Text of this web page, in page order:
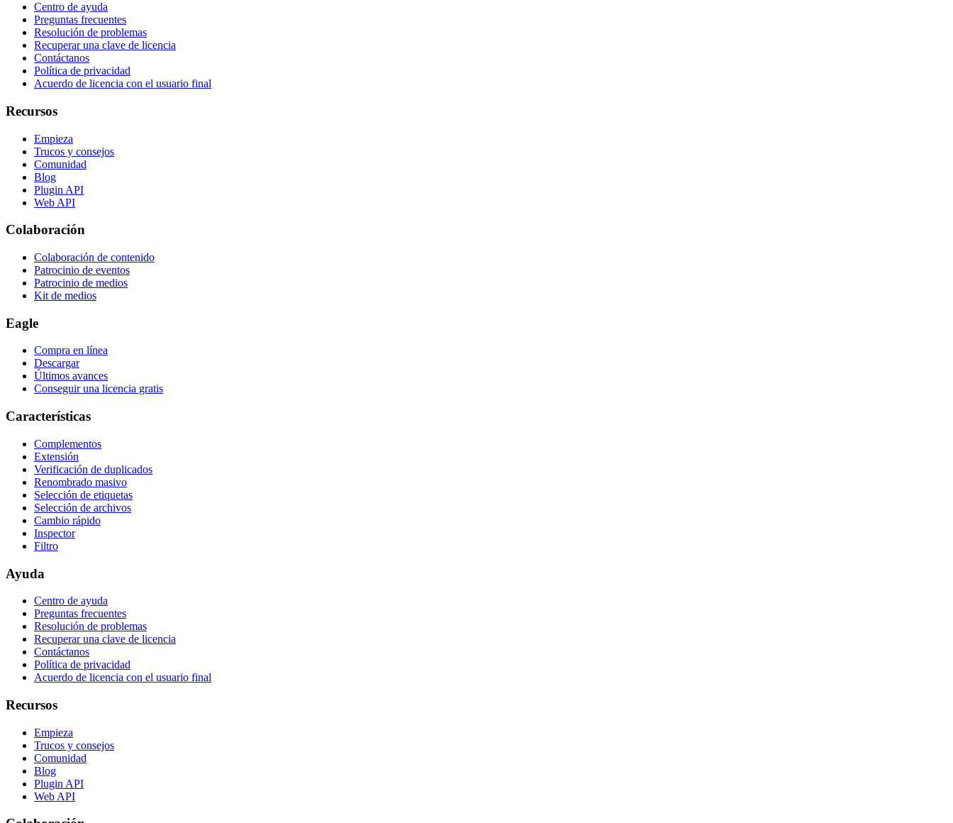
Centro de ayuda
Preguntas frecuentes
Resolución de problemas
Recuperar una clave de licencia
Contáctanos
Política de privacidad
Acuerdo de licencia con el usuario final
Recursos
Empieza
Trucos y consejos
Comunidad
Blog
Plugin API
Web API
Colaboración
Colaboración de contenido
Patrocinio de eventos
Patrocinio de medios
Kit de medios
Eagle
Compra en línea
Descargar
Últimos avances
Conseguir una licencia gratis
Características
Complementos
Extensión
Verificación de duplicados
Renombrado masivo
Selección de etiquetas
Selección de archivos
Cambio rápido
Inspector
Filtro
Ayuda
Centro de ayuda
Preguntas frecuentes
Resolución de problemas
Recuperar una clave de licencia
Contáctanos
Política de privacidad
Acuerdo de licencia con el usuario final
Recursos
Empieza
Trucos y consejos
Comunidad
Blog
Plugin API
Web API